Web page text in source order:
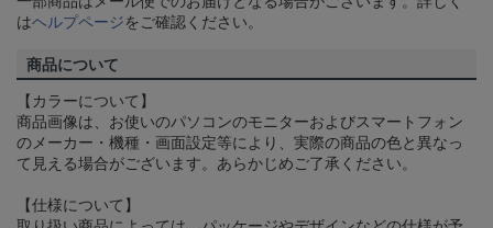
はヘルプページをご確認ください。
商品について
【カラーについて】
商品画像は、お使いのパソコンのモニターおよびスマートフォン
のメーカー・機種・画面設定等により、実際の商品の色と異なっ
て見える場合がございます。あらかじめご了承ください。
【仕様について】